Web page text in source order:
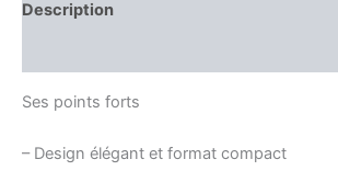
Description
Ses points forts
– Design élégant et format compact